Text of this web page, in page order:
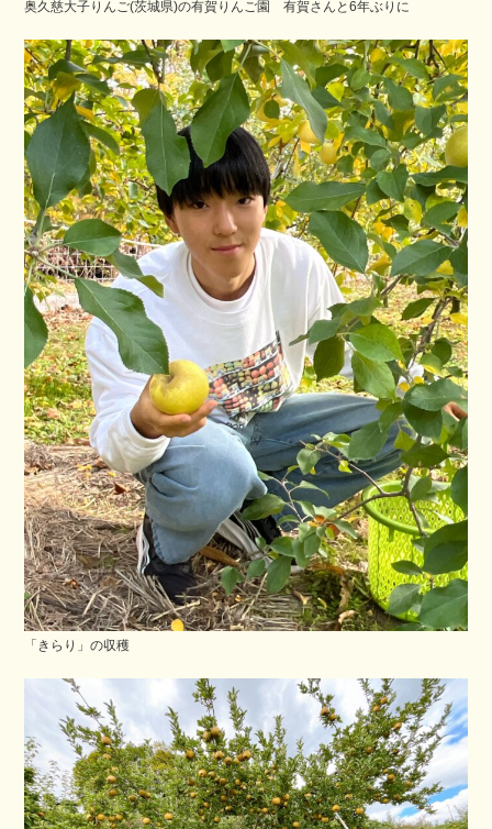
奥久慈大子りんご(茨城県)の有賀りんご園 有賀さんと6年ぶりに
「きらり」の収穫